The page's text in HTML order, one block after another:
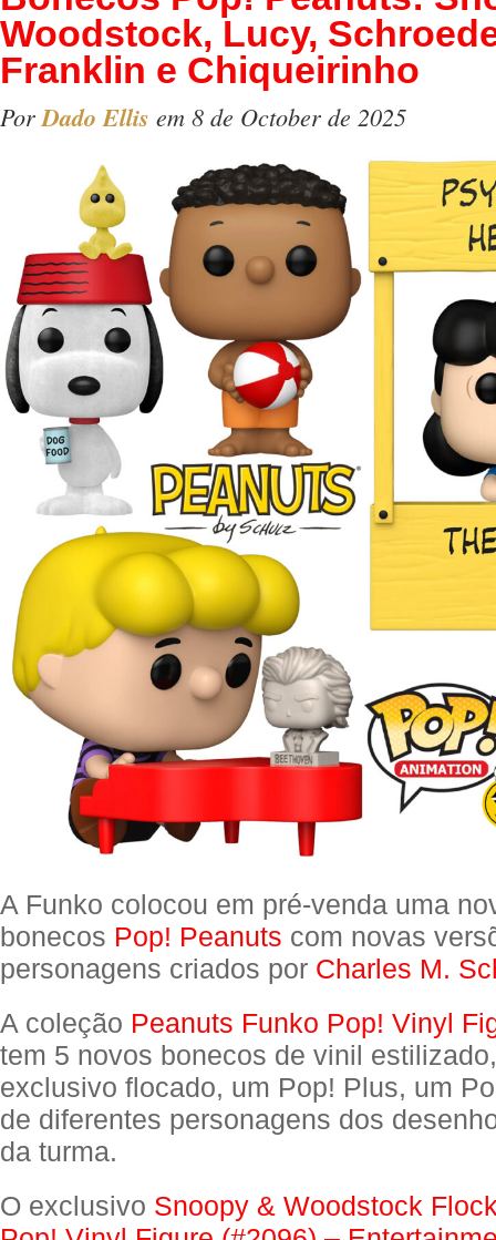
Woodstock, Lucy,
Franklin e Chiqueirinho
PorDado Ellis em 8 de October de 2025
A Funko colocou em pré-venda uma
bonecos Pop! Peanuts com novas
personagens criados por Charles M.
A coleção Peanuts Funko Pop! Vinyl
tem 5 novos bonecos de vinil
exclusivo flocado, um Pop! Plus, um
de diferentes personagens dos
da turma.
O exclusivo Snoopy & Woodstock